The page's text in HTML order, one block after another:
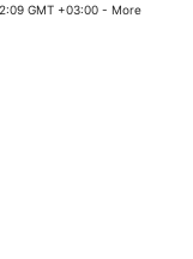
GMT +03:00 - More